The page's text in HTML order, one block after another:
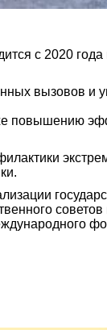
с 2020
вызовов и
повышению